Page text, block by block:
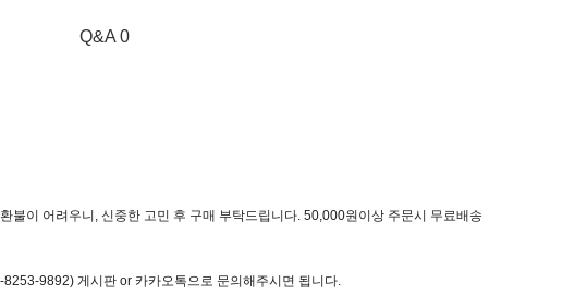
Q&A 0
이 어려우니, 신중한 고민 후 구매 부탁드립니다. 50,000원이상 주문시 무료배송
9892) 게시판 or 카카오톡으로 문의해주시면 됩니다.